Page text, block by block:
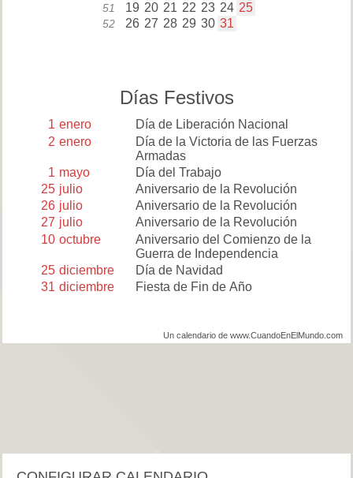
51 19 20 21 22 23 24 25
52 26 27 28 29 30 31
Días Festivos
1 enero
Día de Liberación Nacional
2 enero
Día de la Victoria de las Fuerzas
Armadas
1 mayo
Día del Trabajo
25 julio
Aniversario de la Revolución
26 julio
Aniversario de la Revolución
27 julio
Aniversario de la Revolución
10 octubre
Aniversario del Comienzo de la
Guerra de Independencia
25 diciembre
Día de Navidad
31 diciembre Fiesta de Fin de Año
Un calendario de www.CuandoEnElMundo.com